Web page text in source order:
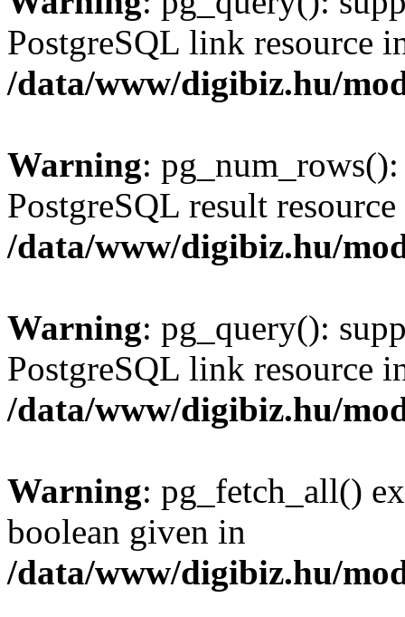
PostgreSQL link resource
/data/www/digibiz.hu/
Warning:
PostgreSQL result
/data/www/digibiz.hu/
Warning: pg_query():
PostgreSQL link resource
/data/www/digibiz.hu/
Warning: pg_fetch_all()
boolean given in
/data/www/digibiz.hu/